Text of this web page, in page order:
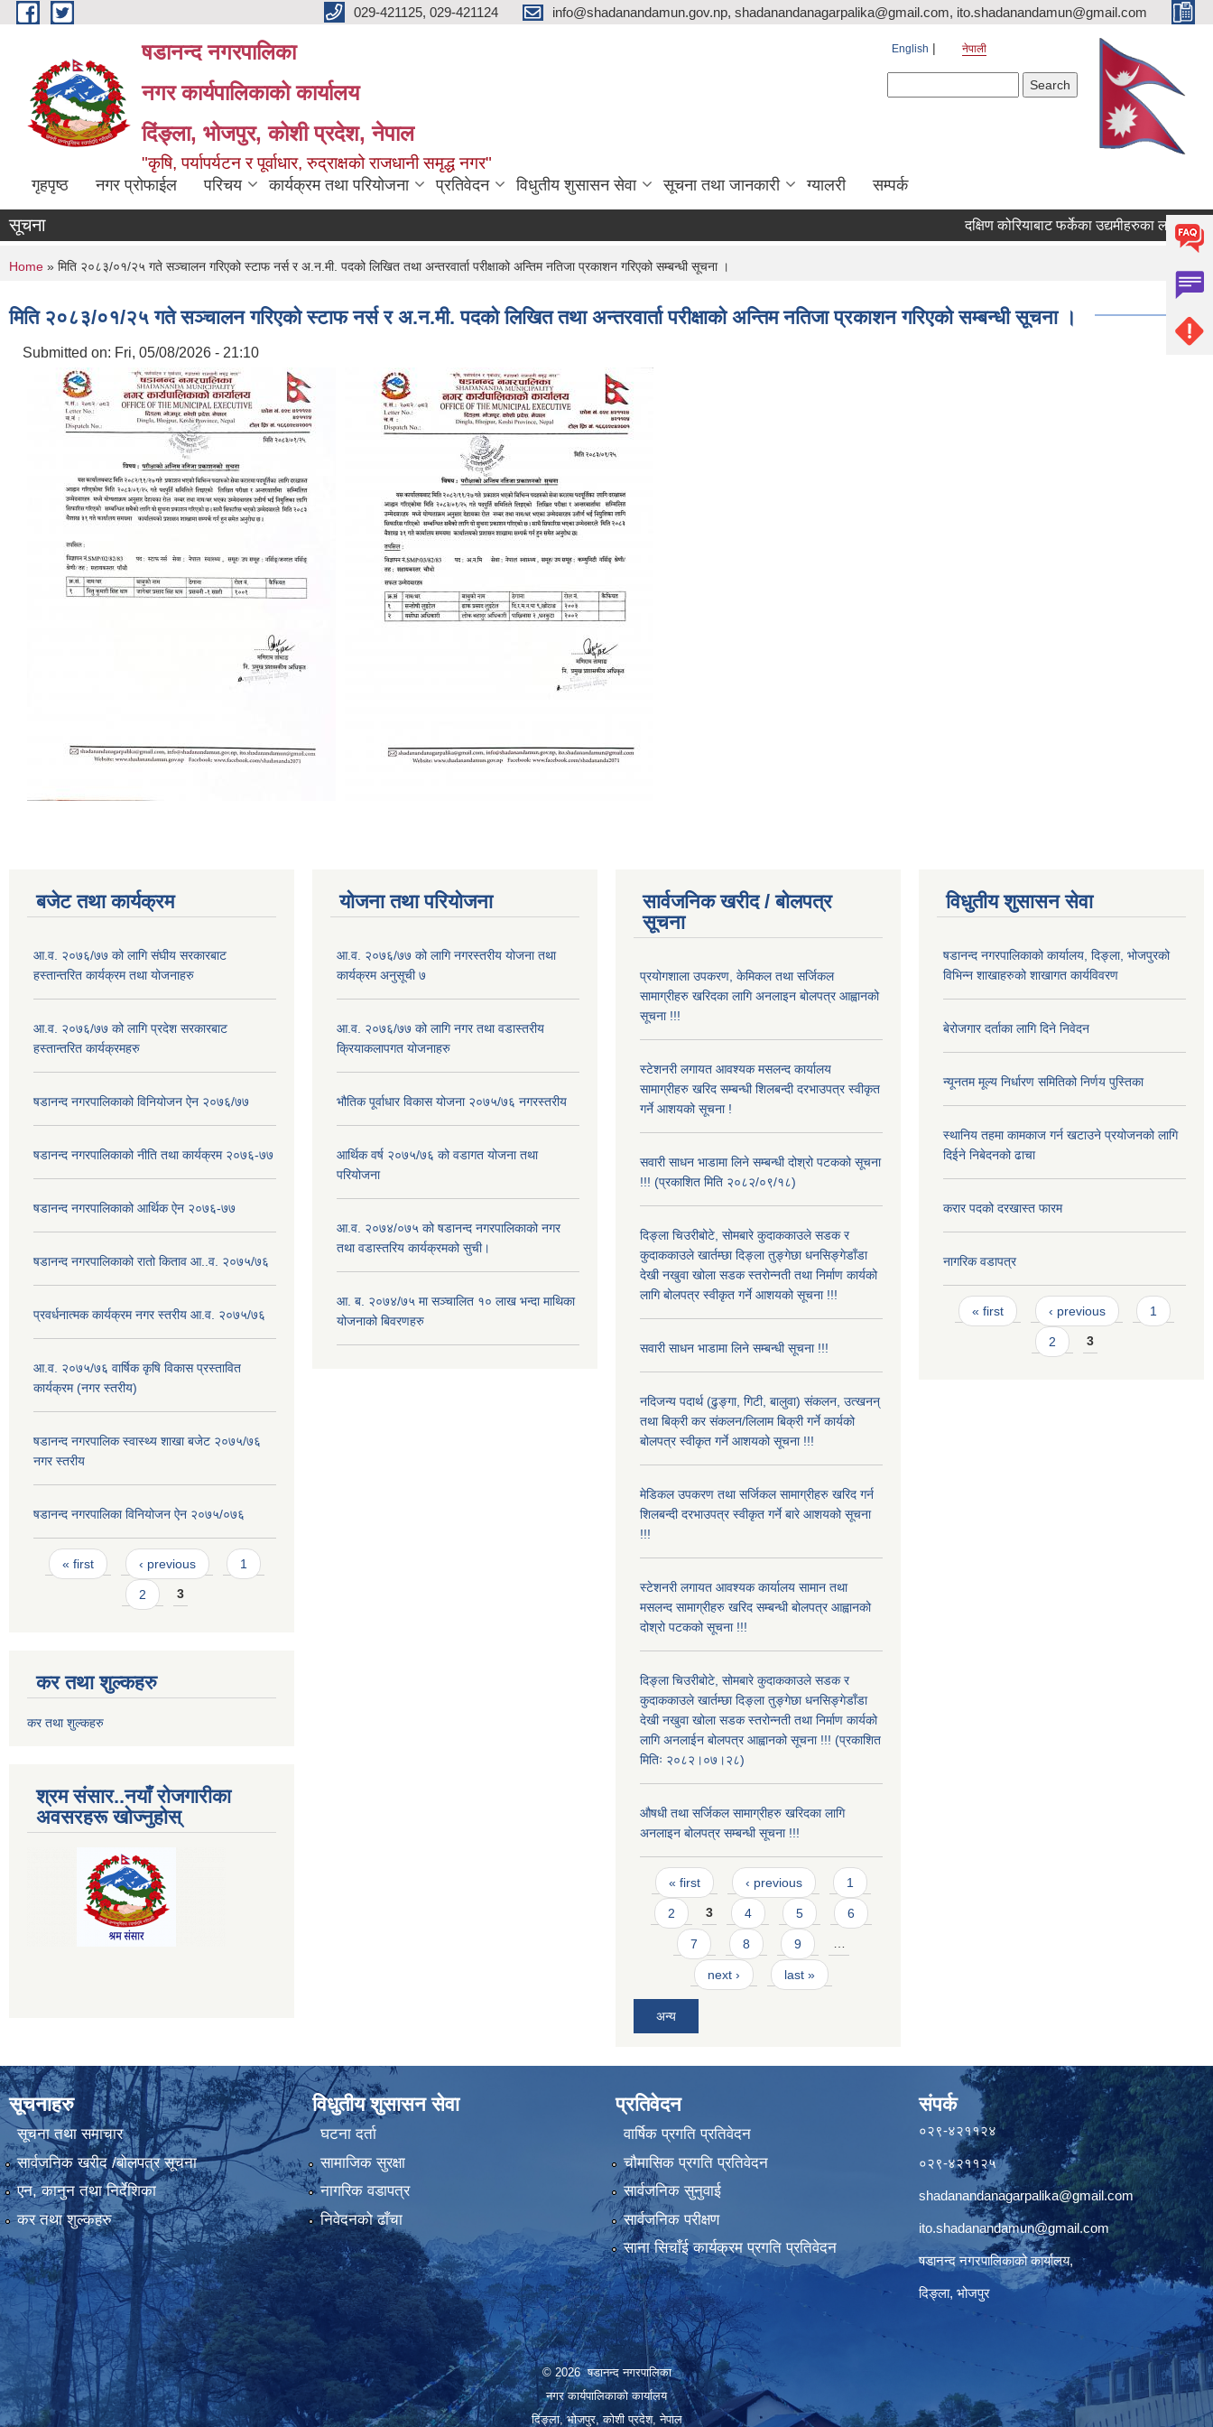
Skip to main content 029-421125, 029-421124 info@shadanandamun.gov.np, shadanandanagarpalika@gmail.com, ito.shadanandamun@gmail.com
षडानन्द नगरपालिका
नगर कार्यपालिकाको कार्यालय
दिंङ्ला, भोजपुर, कोशी प्रदेश, नेपाल
"कृषि, पर्यापर्यटन र पूर्वाधार, रुद्राक्षको राजधानी समृद्ध नगर"
English नेपाली
गृहपृष्ठ नगर प्रोफाईल परिचय कार्यक्रम तथा परियोजना प्रतिवेदन विधुतीय शुसासन सेवा सूचना तथा जानकारी ग्यालरी सम्पर्क
सूचना दक्षिण कोरियाबाट फर्केका उद्यमीहरुका लागि "RIN
You are here
Home » मिति २०८३/०१/२५ गते सञ्चालन गरिएको स्टाफ नर्स र अ.न.मी. पदको लिखित तथा अन्तरवार्ता परीक्षाको अन्तिम नतिजा प्रकाशन गरिएको सम्बन्धी सूचना ।
मिति २०८३/०१/२५ गते सञ्चालन गरिएको स्टाफ नर्स र अ.न.मी. पदको लिखित तथा अन्तरवार्ता परीक्षाको अन्तिम नतिजा प्रकाशन गरिएको सम्बन्धी सूचना ।
Submitted on: Fri, 05/08/2026 - 21:10
बजेट तथा कार्यक्रम
आ.व. २०७६/७७ को लागि संघीय सरकारबाट
हस्तान्तरित कार्यक्रम तथा योजनाहरु
आ.व. २०७६/७७ को लागि प्रदेश सरकारबाट
हस्तान्तरित कार्यक्रमहरु
षडानन्द नगरपालिकाको विनियोजन ऐन २०७६/७७
षडानन्द नगरपालिकाको नीति तथा कार्यक्रम २०७६-७७
षडानन्द नगरपालिकाको आर्थिक ऐन २०७६-७७
षडानन्द नगरपालिकाको रातो किताव आ..व. २०७५/७६
प्रवर्धनात्मक कार्यक्रम नगर स्तरीय आ.व. २०७५/७६
आ.व. २०७५/७६ वार्षिक कृषि विकास प्रस्तावित
कार्यक्रम (नगर स्तरीय)
षडानन्द नगरपालिक स्वास्थ्य शाखा बजेट २०७५/७६
नगर स्तरीय
षडानन्द नगरपालिका विनियोजन ‌‌ऐन २०७५/०७६
Pages
« first ‹ previous 1
2 3
कर तथा शुल्कहरु
कर तथा शुल्कहरु
श्रम संसार..नयाँ रोजगारीका
अवसरहरू खोज्नुहोस्
योजना तथा परियोजना
आ.व. २०७६/७७ को लागि नगरस्तरीय योजना तथा
कार्यक्रम अनुसूची ७
आ.व. २०७६/७७ को लागि नगर तथा वडास्तरीय
क्रियाकलापगत योजनाहरु
भौतिक पूर्वाधार विकास योजना २०७५/७६ नगरस्तरीय
आर्थिक वर्ष २०७५/७६ को वडागत योजना तथा
परियोजना
आ.व. २०७४/०७५ को षडानन्द नगरपालिकाको नगर
तथा वडास्तरिय कार्यक्रमको सुची।
आ. ब. २०७४/७५ मा सञ्चालित १० लाख भन्दा माथिका
योजनाको बिवरणहरु
सार्वजनिक खरीद / बोलपत्र
सूचना
प्रयोगशाला उपकरण, केमिकल तथा सर्जिकल
सामाग्रीहरु खरिदका लागि अनलाइन बोलपत्र आह्वानको
सूचना !!!
स्टेशनरी लगायत आवश्यक मसलन्द कार्यालय
सामाग्रीहरु खरिद सम्बन्धी शिलबन्दी दरभाउपत्र स्वीकृत
गर्ने आशयको सूचना !
सवारी साधन भाडामा लिने सम्बन्धी दोश्रो पटकको सूचना
!!! (प्रकाशित मिति २०८२/०९/१८)
दिङ्ला चिउरीबोटे, सोमबारे कुदाककाउले सडक र
कुदाककाउले खार्तम्छा दिङ्ला तुङ्गेछा धनसिङ्गेडाँडा
देखी नखुवा खोला सडक स्तरोन्नती तथा निर्माण कार्यको
लागि बोलपत्र स्वीकृत गर्ने आशयको सूचना !!!
सवारी साधन भाडामा लिने सम्बन्धी सूचना !!!
नदिजन्य पदार्थ (ढुङ्गा, गिटी, बालुवा) संकलन, उत्खनन्
तथा बिक्री कर संकलन/लिलाम बिक्री गर्ने कार्यको
बोलपत्र स्वीकृत गर्ने आशयको सूचना !!!
मेडिकल उपकरण तथा सर्जिकल सामाग्रीहरु खरिद गर्न
शिलबन्दी दरभाउपत्र स्वीकृत गर्ने बारे आशयको सूचना
!!!
स्टेशनरी लगायत आवश्यक कार्यालय सामान तथा
मसलन्द सामाग्रीहरु खरिद सम्बन्धी बोलपत्र आह्वानको
दोश्रो पटकको सूचना !!!
दिङ्ला चिउरीबोटे, सोमबारे कुदाककाउले सडक र
कुदाककाउले खार्तम्छा दिङ्ला तुङ्गेछा धनसिङ्गेडाँडा
देखी नखुवा खोला सडक स्तरोन्नती तथा निर्माण कार्यको
लागि अनलाईन बोलपत्र आह्वानको सूचना !!! (प्रकाशित
मितिः २०८२।०७।२८)
औषधी तथा सर्जिकल सामाग्रीहरु खरिदका लागि
अनलाइन बोलपत्र सम्बन्धी सूचना !!!
Pages
« first ‹ previous 1
2 3 4 5 6
7 8 9 …
next › last »
अन्य
विधुतीय शुसासन सेवा
षडानन्द नगरपालिकाको कार्यालय, दिङ्ला, भोजपुरको
विभिन्न शाखाहरुको शाखागत कार्यविवरण
बेरोजगार दर्ताका लागि दिने निवेदन
न्यूनतम मूल्य निर्धारण समितिको निर्णय पुस्तिका
स्थानिय तहमा कामकाज गर्न खटाउने प्रयोजनको लागि
दिईने निबेदनको ढाचा
करार पदको दरखास्त फारम
नागरिक वडापत्र
Pages
« first ‹ previous 1
2 3
सूचनाहरु
सूचना तथा समाचार
सार्वजनिक खरीद /बोलपत्र सूचना
एन, कानुन तथा निर्देशिका
कर तथा शुल्कहरु
विधुतीय शुसासन सेवा
घटना दर्ता
सामाजिक सुरक्षा
नागरिक वडापत्र
निवेदनको ढाँचा
प्रतिवेदन
वार्षिक प्रगति प्रतिवेदन
चौमासिक प्रगति प्रतिवेदन
सार्वजनिक सुनुवाई
सार्वजनिक परीक्षण
साना सिचाँई कार्यक्रम प्रगति प्रतिवेदन
संपर्क
०२९-४२११२४
०२९-४२११२५
shadanandanagarpalika@gmail.com
ito.shadanandamun@gmail.com
षडानन्द नगरपालिकाको कार्यालय,
दिङ्ला, भोजपुर
© 2026 षडानन्द नगरपालिका
नगर कार्यपालिकाको कार्यालय
दिंङ्ला, भोजपुर, कोशी प्रदेश, नेपाल